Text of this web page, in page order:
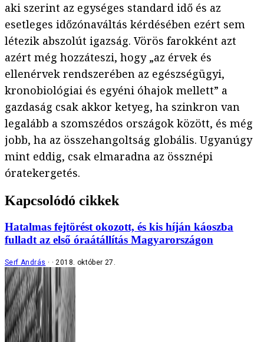
aki szerint az egységes standard idő és az
esetleges időzónaváltás kérdésében ezért sem
létezik abszolút igazság. Vörös farokként azt
azért még hozzáteszi, hogy „az érvek és
ellenérvek rendszerében az egészségügyi,
kronobiológiai és egyéni óhajok mellett” a
gazdaság csak akkor ketyeg, ha szinkron van
legalább a szomszédos országok között, és még
jobb, ha az összehangoltság globális. Ugyanúgy
mint eddig, csak elmaradna az össznépi
óratekergetés.
Kapcsolódó cikkek
Hatalmas fejtörést okozott, és kis híján káoszba
fulladt az első óraátállítás Magyarországon
Serf András 2018. október 27.